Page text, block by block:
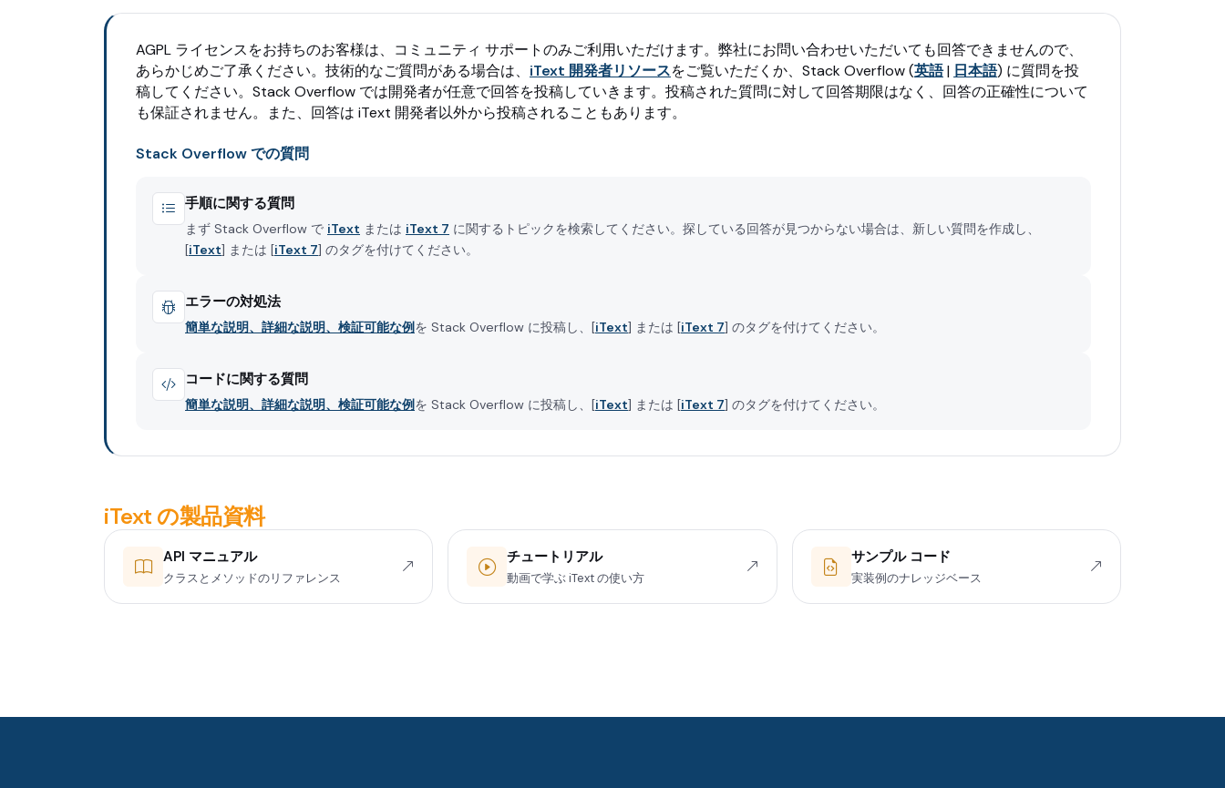
AGPL ライセンスをお持ちのお客様は、コミュニティ サポートのみご利用いただけます。弊社にお問い合わせいただいても回答できませんので、
あらかじめご了承ください。技術的なご質問がある場合は、 iText 開発者リソースをご覧いただくか、Stack Overflow (英語| 日本語) に質問を投
稿してください。Stack Overflow では開発者が任意で回答を投稿していきます。投稿された質問に対して回答期限はなく、回答の正確性について
も保証されません。また、回答は iText 開発者以外から投稿されることもあります。
Stack Overflow での質問
手順に関する質問
まず Stack Overflow で iText または iText 7 に関するトピックを検索してください。探している回答が見つからない場合は、新しい質問を作成し、
[iText] または [iText 7] のタグを付けてください。
エラーの対処法
簡単な説明、詳細な説明、検証可能な例を Stack Overflow に投稿し、[iText] または [iText 7] のタグを付けてください。
コードに関する質問
簡単な説明、詳細な説明、検証可能な例を Stack Overflow に投稿し、[iText] または [iText 7] のタグを付けてください。
iText の製品資料
API マニュアル
クラスとメソッドのリファレンス
チュートリアル
動画で学ぶ iText の使い方
サンプル コード
実装例のナレッジベース